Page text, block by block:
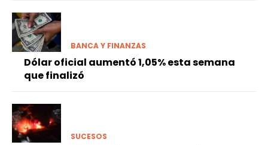
BANCA Y FINANZAS
Dólar oficial aumentó 1,05% esta semana
que finalizó
SUCESOS